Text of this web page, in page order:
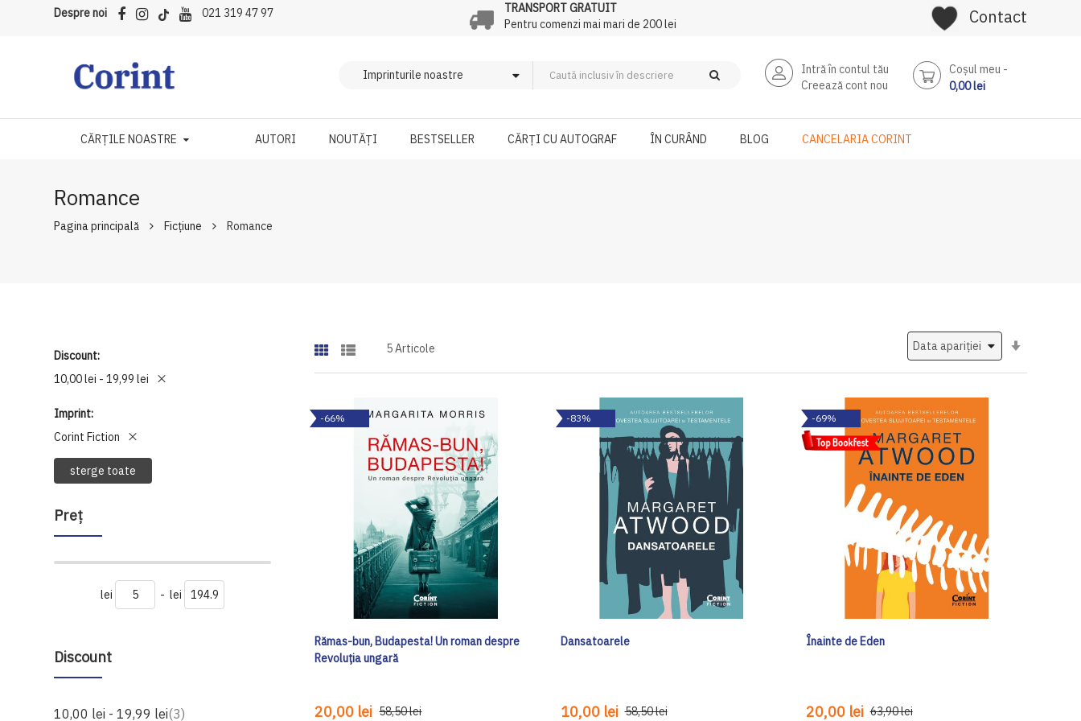
Despre noi 021 319 47 97
TRANSPORT GRATUIT
Pentru comenzi mai mari de 200 lei
Contact
Intră în contul tău
Creează cont nou
Coşul meu
0,00 lei
CĂRȚILE NOASTRE AUTORI NOUTĂȚI BESTSELLER CĂRȚI CU AUTOGRAF ÎN CURÂND BLOG CANCELARIA CORINT
Romance
Pagina principală Ficțiune Romance
Discount
10,00 lei - 19,99 lei
Imprint
Corint Fiction
sterge toate
Preţ
lei - lei
Discount
10,00 lei -19,99 lei 3produse
5Articole
-66%
Rămas-bun, Budapesta! Un roman despre
Revoluția ungară
20,00 lei 58,50 lei
-83%
Dansatoarele
10,00 lei 58,50 lei
-69%
Înainte de Eden
20,00 lei 63,90 lei